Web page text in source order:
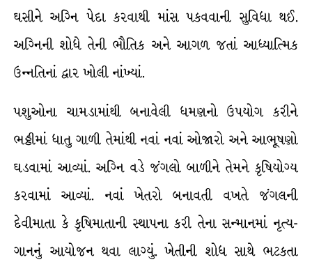
ઘસીને અગ્નિ પેદા કરવાથી માંસ પકવવાની સુવિધા થઈ.
અગ્નિની શોધે તેની ભૌતિક અને આગળ જતાં આધ્યાત્મિક
ઉન્નતિનાં દ્વાર ખોલી નાંખ્યાં.
પશુઓના ચામડામાંથી બનાવેલી ધમણનો ઉપયોગ કરીને
ભઠ્ઠીમાં ધાતુ ગાળી તેમાંથી નવાં નવાં ઓજારો અને આભૂષણો
ઘડવામાં આવ્યાં. અગ્નિ વડે જંગલો બાળીને તેમને કૃષિયોગ્ય
કરવામાં આવ્યાં. નવાં ખેતરો બનાવતી વખતે જંગલની
દેવીમાતા કે કૃષિમાતાની સ્થાપના કરી તેના સન્માનમાં નૃત્ય-
ગાનનું આયોજન થવા લાગ્યું. ખેતીની શોધ સાથે ભટકતા